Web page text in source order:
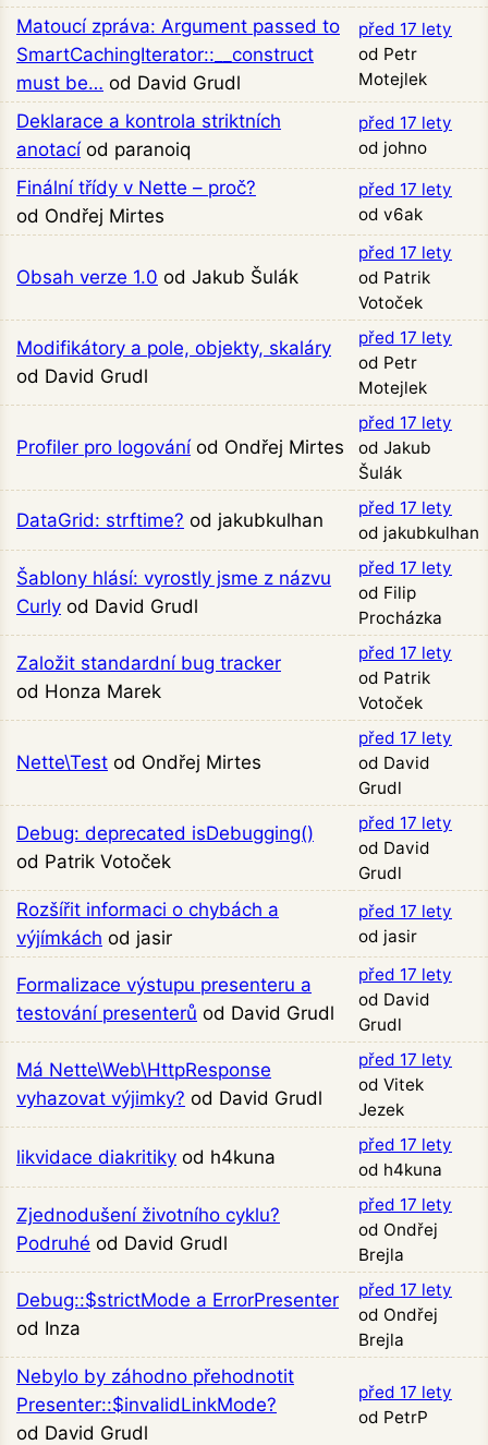
Matoucí zpráva: Argument passed to
SmartCachingIterator::__construct
must be… od David Grudl
před 17 lety
od Petr
Motejlek
Deklarace a kontrola striktních
anotací od paranoiq
před 17 lety
od johno
Finální třídy v Nette – proč?
od Ondřej Mirtes
před 17 lety
od v6ak
Obsah verze 1.0 od Jakub Šulák
před 17 lety
od Patrik
Votoček
Modifikátory a pole, objekty, skaláry
od David Grudl
před 17 lety
od Petr
Motejlek
Profiler pro logování od Ondřej Mirtes
před 17 lety
od Jakub
Šulák
DataGrid: strftime? od jakubkulhan
před 17 lety
od jakubkulhan
Šablony hlásí: vyrostly jsme z názvu
Curly od David Grudl
před 17 lety
od Filip
Procházka
Založit standardní bug tracker
od Honza Marek
před 17 lety
od Patrik
Votoček
Nette\Test od Ondřej Mirtes
před 17 lety
od David
Grudl
Debug: deprecated isDebugging()
od Patrik Votoček
před 17 lety
od David
Grudl
Rozšířit informaci o chybách a
výjímkách od jasir
před 17 lety
od jasir
Formalizace výstupu presenteru a
testování presenterů od David Grudl
před 17 lety
od David
Grudl
Má Nette\Web\HttpResponse
vyhazovat výjimky? od David Grudl
před 17 lety
od Vitek
Jezek
likvidace diakritiky od h4kuna
před 17 lety
od h4kuna
Zjednodušení životního cyklu?
Podruhé od David Grudl
před 17 lety
od Ondřej
Brejla
Debug::$strictMode a ErrorPresenter
od Inza
před 17 lety
od Ondřej
Brejla
Nebylo by záhodno přehodnotit
Presenter::$invalidLinkMode?
od David Grudl
před 17 lety
od PetrP